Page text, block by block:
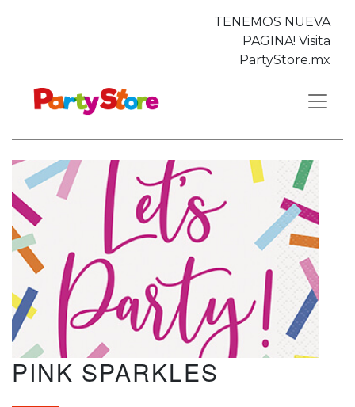
TENEMOS NUEVA
PAGINA! Visita
PartyStore.mx
PINK SPARKLES